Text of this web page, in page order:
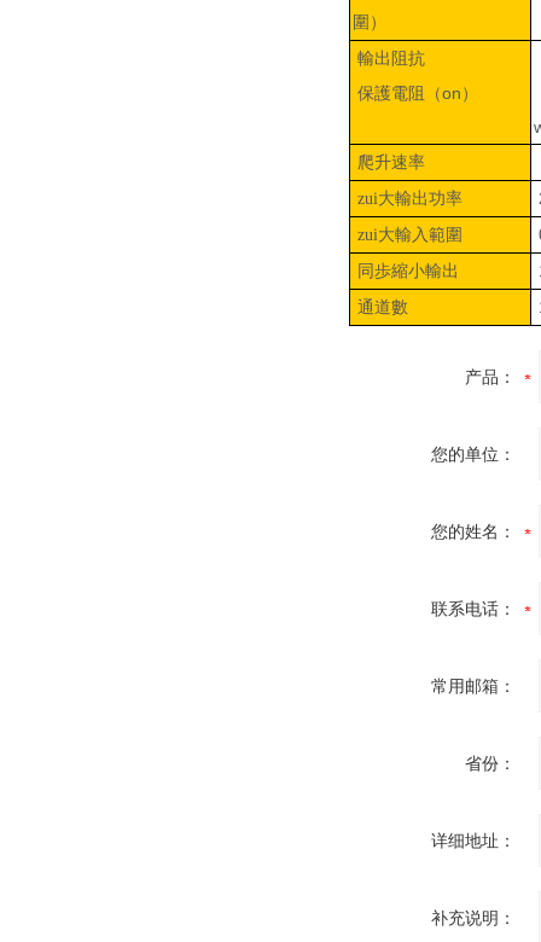
圍 ）
輸出阻抗
保護電阻
（on）
爬升速率
zui大輸出功率
zui大輸入範圍
同歩縮小輸出
通道數
产品：
您的单位：
您的姓名：
联系电话：
常用邮箱：
省份：
详细地址：
补充说明：